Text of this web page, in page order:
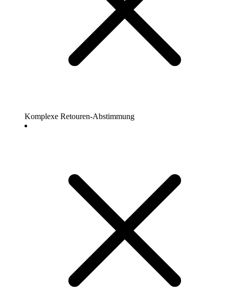
Komplexe Retouren-Abstimmung